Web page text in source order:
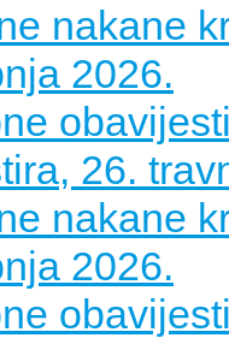
nakane
2026.
26.
nakane
2026.